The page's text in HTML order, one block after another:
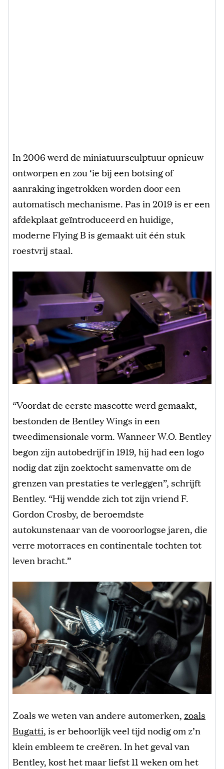
In 2006 werd de miniatuursculptuur opnieuw
ontworpen en zou ‘ie bij een botsing of
aanraking ingetrokken worden door een
automatisch mechanisme. Pas in 2019 is er een
afdekplaat geïntroduceerd en huidige,
moderne Flying B is gemaakt uit één stuk
roestvrij staal.
“Voordat de eerste mascotte werd gemaakt,
bestonden de Bentley Wings in een
tweedimensionale vorm. Wanneer W.O. Bentley
begon zijn autobedrijf in 1919, hij had een logo
nodig dat zijn zoektocht samenvatte om de
grenzen van prestaties te verleggen”, schrijft
Bentley. “Hij wendde zich tot zijn vriend F.
Gordon Crosby, de beroemdste
autokunstenaar van de vooroorlogse jaren, die
verre motorraces en continentale tochten tot
leven bracht.”
Zoals we weten van andere automerken, zoals
Bugatti, is er behoorlijk veel tijd nodig om z’n
klein embleem te creëren. In het geval van
Bentley, kost het maar liefst 11 weken om het